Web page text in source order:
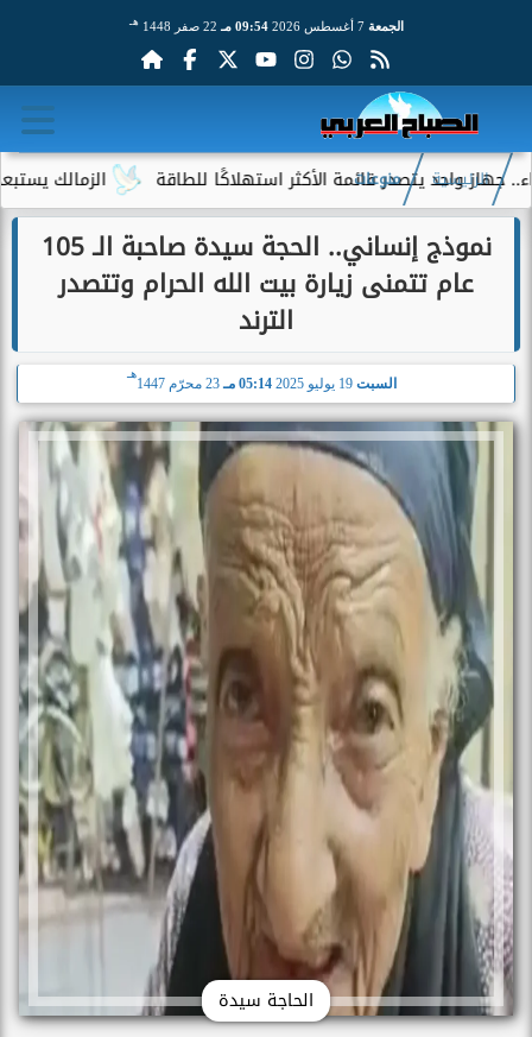
الجمعة 7 أغسطس 2026 09:54 مـ 22 صفر 1448 هـ
الزمالك يستبعد 4 لاعبين شباب من حساباته في الموسم الجديد واحد يتصدر قائمة الأكثر استهلاكًا للطاقة
الرئيسية منوعات
نموذج إنساني.. الحجة سيدة صاحبة الـ 105
عام تتمنى زيارة بيت الله الحرام وتتصدر
الترند
السبت 19 يوليو 2025 05:14 مـ 23 محرّم 1447
هـ
الحاجة سيدة